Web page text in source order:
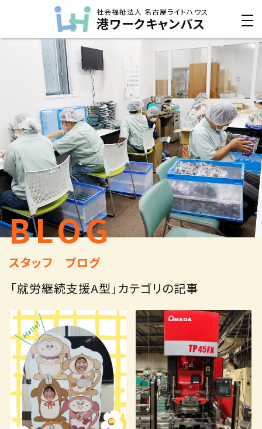
社会福祉法人 名古屋ライトハウス
港ワークキャンパス
BLOG
スタッフ ブログ
「就労継続支援A型」カテゴリの記事